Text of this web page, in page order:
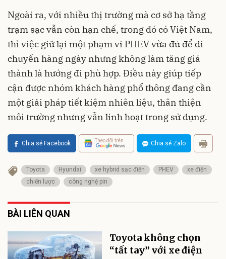
Ngoài ra, với nhiều thị trường mà cơ sở hạ tầng
trạm sạc vẫn còn hạn chế, trong đó có Việt Nam,
thì việc giữ lại một phạm vi PHEV vừa đủ để di
chuyển hàng ngày nhưng không làm tăng giá
thành là hướng đi phù hợp. Điều này giúp tiếp
cận được nhóm khách hàng phổ thông đang cần
một giải pháp tiết kiệm nhiên liệu, thân thiện
môi trường nhưng vẫn linh hoạt trong sử dụng.
Chia sẻ Facebook Theo dõi trên Chia sẻ Zalo
Toyota Hyundai xe hybrid sạc điện PHEV
xe điện
chiến lược
công nghệ pin
BÀI LIÊN QUAN
Toyota không chọn
“tất tay” với xe điện